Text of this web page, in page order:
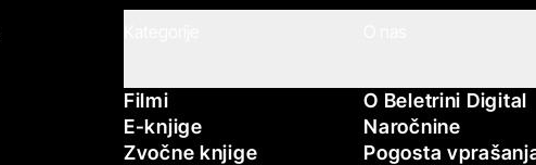
Filmi
E-knjige
Zvočne knjige
O Beletrini Digital
Naročnine
Pogosta